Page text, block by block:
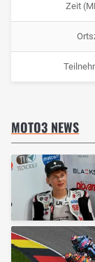
Zeit
MOTO3 NEWS